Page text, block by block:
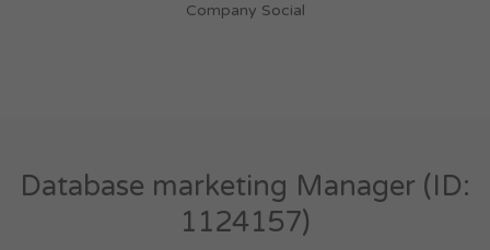
Company Social
Database marketing Manager (ID:
1124157)